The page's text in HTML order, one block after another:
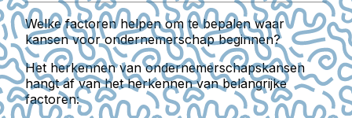
Welke factoren helpen om te bepalen waar
kansen voor ondernemerschap beginnen?
Het herkennen van ondernemerschapskansen
hangt af van het herkennen van belangrijke
factoren: